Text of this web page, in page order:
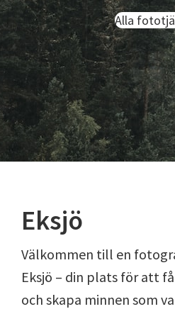
Alla
Eksjö
Välkommen till en
Eksjö – din plats för att
och skapa minnen som